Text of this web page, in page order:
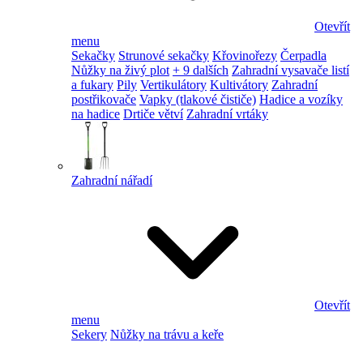
Otevřít
menu
Sekačky Strunové sekačky Křovinořezy Čerpadla
Nůžky na živý plot + 9 dalších Zahradní vysavače listí
a fukary Pily Vertikulátory Kultivátory Zahradní
postřikovače Vapky (tlakové čističe) Hadice a vozíky
na hadice Drtiče větví Zahradní vrtáky
Zahradní nářadí
Otevřít
menu
Sekery Nůžky na trávu a keře